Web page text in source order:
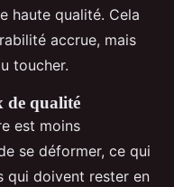
haute qualité. Cela
accrue, mais
toucher.
de qualité
est moins
se déformer, ce qui
qui doivent rester en